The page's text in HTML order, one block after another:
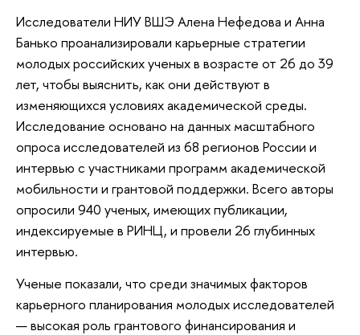
Исследователи НИУ ВШЭ Алена Нефедова и Анна
Банько проанализировали карьерные стратегии
молодых российских ученых в возрасте от 26 до 39
лет, чтобы выяснить, как они действуют в
изменяющихся условиях академической среды.
Исследование основано на данных масштабного
опроса исследователей из 68 регионов России и
интервью с участниками программ академической
мобильности и грантовой поддержки. Всего авторы
опросили 940 ученых, имеющих публикации,
индексируемые в РИНЦ, и провели 26 глубинных
интервью.
Ученые показали, что среди значимых факторов
карьерного планирования молодых исследователей
— высокая роль грантового финансирования и